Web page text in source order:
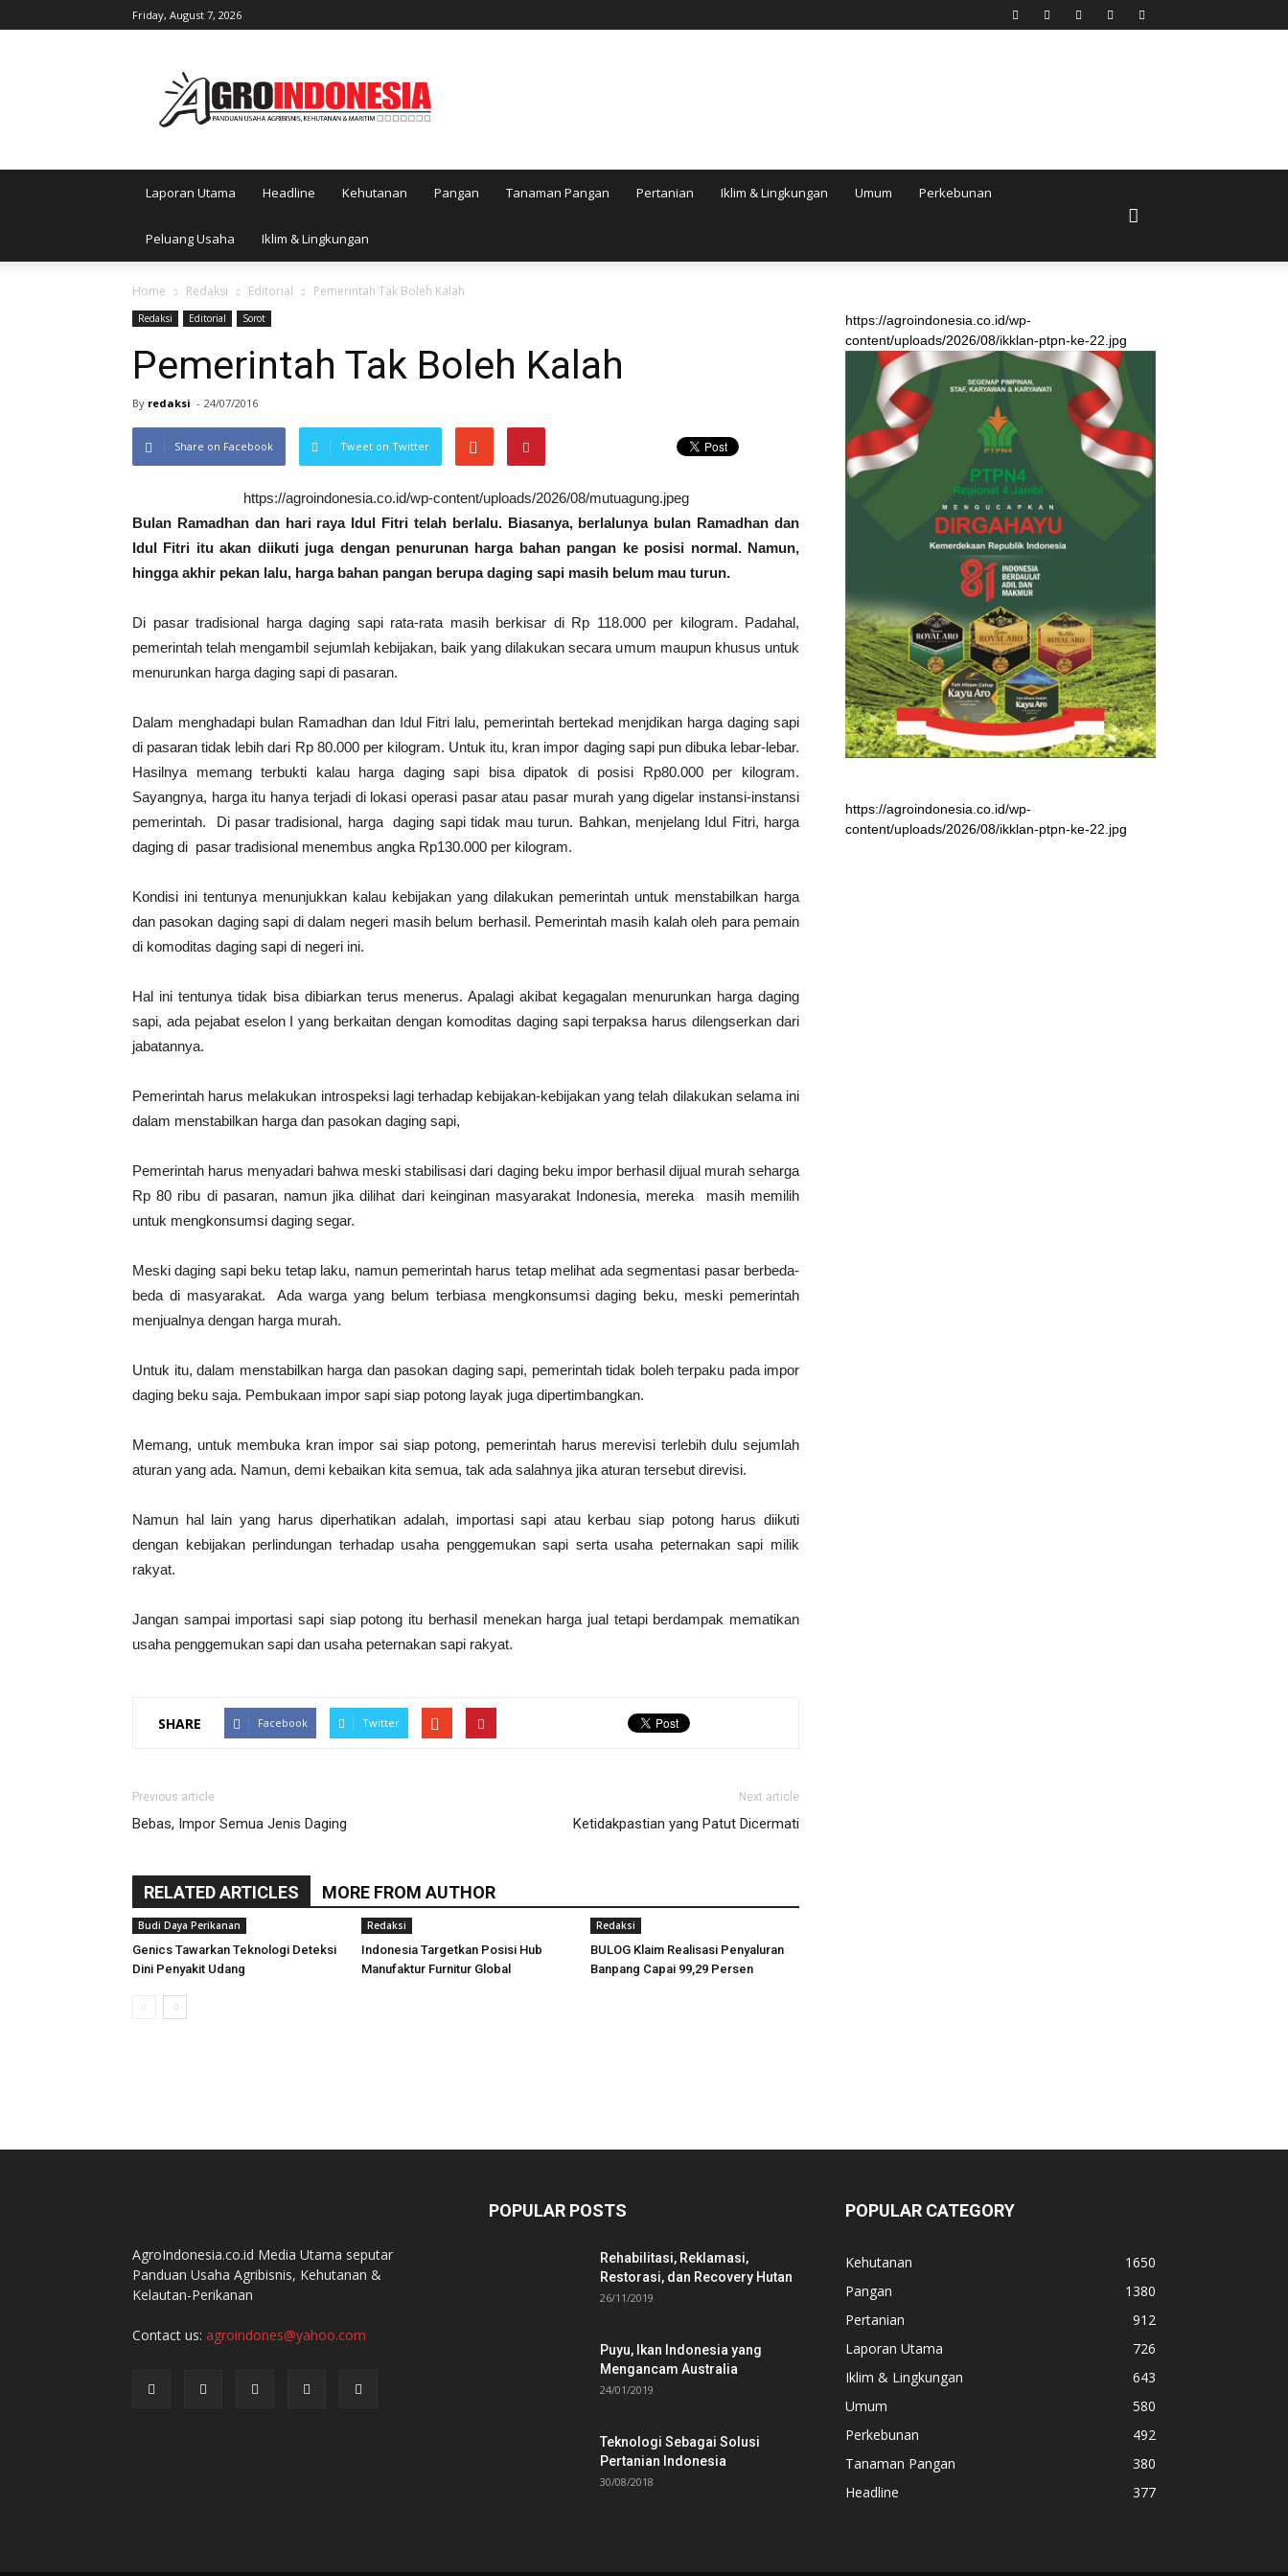
Friday, August 7, 2026
Laporan Utama Headline Kehutanan Pangan Tanaman Pangan Pertanian Iklim & Lingkungan Umum Perkebunan
Peluang Usaha Iklim & Lingkungan
Home Redaksi Editorial Pemerintah Tak Boleh Kalah
Redaksi Editorial Sorot
Pemerintah Tak Boleh Kalah
By redaksi - 24/07/2016
Share on Facebook Tweet on Twitter
https://agroindonesia.co.id/wp-content/uploads/2026/08/mutuagung.jpeg
Bulan Ramadhan dan hari raya Idul Fitri telah berlalu. Biasanya, berlalunya bulan Ramadhan dan
Idul Fitri itu akan diikuti juga dengan penurunan harga bahan pangan ke posisi normal. Namun,
hingga akhir pekan lalu, harga bahan pangan berupa daging sapi masih belum mau turun.
Di pasar tradisional harga daging sapi rata-rata masih berkisar di Rp 118.000 per kilogram. Padahal,
pemerintah telah mengambil sejumlah kebijakan, baik yang dilakukan secara umum maupun khusus untuk
menurunkan harga daging sapi di pasaran.
Dalam menghadapi bulan Ramadhan dan Idul Fitri lalu, pemerintah bertekad menjdikan harga daging sapi
di pasaran tidak lebih dari Rp 80.000 per kilogram. Untuk itu, kran impor daging sapi pun dibuka lebar-lebar.
Hasilnya memang terbukti kalau harga daging sapi bisa dipatok di posisi Rp80.000 per kilogram.
Sayangnya, harga itu hanya terjadi di lokasi operasi pasar atau pasar murah yang digelar instansi-instansi
pemerintah. Di pasar tradisional, harga daging sapi tidak mau turun. Bahkan, menjelang Idul Fitri, harga
daging di pasar tradisional menembus angka Rp130.000 per kilogram.
Kondisi ini tentunya menunjukkan kalau kebijakan yang dilakukan pemerintah untuk menstabilkan harga
dan pasokan daging sapi di dalam negeri masih belum berhasil. Pemerintah masih kalah oleh para pemain
di komoditas daging sapi di negeri ini.
Hal ini tentunya tidak bisa dibiarkan terus menerus. Apalagi akibat kegagalan menurunkan harga daging
sapi, ada pejabat eselon I yang berkaitan dengan komoditas daging sapi terpaksa harus dilengserkan dari
jabatannya.
Pemerintah harus melakukan introspeksi lagi terhadap kebijakan-kebijakan yang telah dilakukan selama ini
dalam menstabilkan harga dan pasokan daging sapi,
Pemerintah harus menyadari bahwa meski stabilisasi dari daging beku impor berhasil dijual murah seharga
Rp 80 ribu di pasaran, namun jika dilihat dari keinginan masyarakat Indonesia, mereka masih memilih
untuk mengkonsumsi daging segar.
Meski daging sapi beku tetap laku, namun pemerintah harus tetap melihat ada segmentasi pasar berbeda-
beda di masyarakat. Ada warga yang belum terbiasa mengkonsumsi daging beku, meski pemerintah
menjualnya dengan harga murah.
Untuk itu, dalam menstabilkan harga dan pasokan daging sapi, pemerintah tidak boleh terpaku pada impor
daging beku saja. Pembukaan impor sapi siap potong layak juga dipertimbangkan.
Memang, untuk membuka kran impor sai siap potong, pemerintah harus merevisi terlebih dulu sejumlah
aturan yang ada. Namun, demi kebaikan kita semua, tak ada salahnya jika aturan tersebut direvisi.
Namun hal lain yang harus diperhatikan adalah, importasi sapi atau kerbau siap potong harus diikuti
dengan kebijakan perlindungan terhadap usaha penggemukan sapi serta usaha peternakan sapi milik
rakyat.
Jangan sampai importasi sapi siap potong itu berhasil menekan harga jual tetapi berdampak mematikan
usaha penggemukan sapi dan usaha peternakan sapi rakyat.
SHARE Facebook Twitter
Previous article
Bebas, Impor Semua Jenis Daging
Next article
Ketidakpastian yang Patut Dicermati
RELATED ARTICLES MORE FROM AUTHOR
Budi Daya Perikanan
Genics Tawarkan Teknologi Deteksi
Dini Penyakit Udang
Redaksi
Indonesia Targetkan Posisi Hub
Manufaktur Furnitur Global
Redaksi
BULOG Klaim Realisasi Penyaluran
Banpang Capai 99,29 Persen
https://agroindonesia.co.id/wp-
content/uploads/2026/08/ikklan-ptpn-ke-22.jpg
https://agroindonesia.co.id/wp-
content/uploads/2026/08/ikklan-ptpn-ke-22.jpg
AgroIndonesia.co.id Media Utama seputar
Panduan Usaha Agribisnis, Kehutanan &
Kelautan-Perikanan
Contact us: agroindones@yahoo.com
POPULAR POSTS
Rehabilitasi, Reklamasi,
Restorasi, dan Recovery Hutan
26/11/2019
Puyu, Ikan Indonesia yang
Mengancam Australia
24/01/2019
Teknologi Sebagai Solusi
Pertanian Indonesia
30/08/2018
POPULAR CATEGORY
Kehutanan
1650
Pangan
1380
Pertanian
912
Laporan Utama
726
Iklim & Lingkungan
643
Umum
580
Perkebunan
492
Tanaman Pangan
380
Headline
377